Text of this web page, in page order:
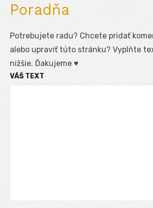
Poradňa
Potrebujete radu? Chcete pridať
alebo upraviť túto stránku? Vyplňte
nižšie. Ďakujeme ♥
VÁŠ TEXT